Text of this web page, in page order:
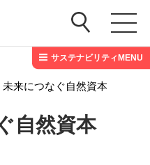
サステナビリティMENU
未来につなぐ自然資本
自然資本